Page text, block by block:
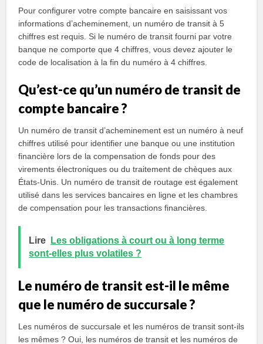
Pour configurer votre compte bancaire en saisissant vos
informations d’acheminement, un numéro de transit à 5
chiffres est requis. Si le numéro de transit fourni par votre
banque ne comporte que 4 chiffres, vous devez ajouter le
code de localisation à la fin du numéro à 4 chiffres.
Qu’est-ce qu’un numéro de transit de
compte bancaire ?
Un numéro de transit d’acheminement est un numéro à neuf
chiffres utilisé pour identifier une banque ou une institution
financière lors de la compensation de fonds pour des
virements électroniques ou du traitement de chèques aux
États-Unis. Un numéro de transit de routage est également
utilisé dans les services bancaires en ligne et les chambres
de compensation pour les transactions financières.
Lire
Les obligations à court ou à long terme
sont-elles plus volatiles ?
Le numéro de transit est-il le même
que le numéro de succursale ?
Les numéros de succursale et les numéros de transit sont-ils
les mêmes ? Oui, les numéros de transit et les numéros de